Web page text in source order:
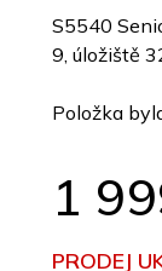
produktu
je
0,0
5
1
PRODEJ
Položka
S5540
9, úložiště